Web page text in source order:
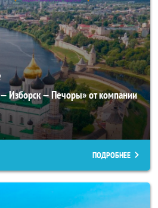
Изборск — Печоры» от компании
ПОДРОБНЕЕ